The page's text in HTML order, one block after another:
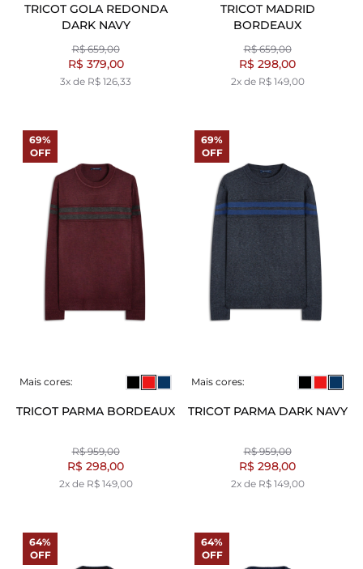
TRICOT GOLA REDONDA
DARK NAVY
R$ 659,00
R$ 379,00
3x de R$ 126,33
TRICOT MADRID
BORDEAUX
R$ 659,00
R$ 298,00
2x de R$ 149,00
Mais cores:
TRICOT PARMA BORDEAUX
R$ 959,00
R$ 298,00
2x de R$ 149,00
69%
OFF
Mais cores:
TRICOT PARMA DARK NAVY
R$ 959,00
R$ 298,00
2x de R$ 149,00
69%
OFF
64%
OFF
64%
OFF